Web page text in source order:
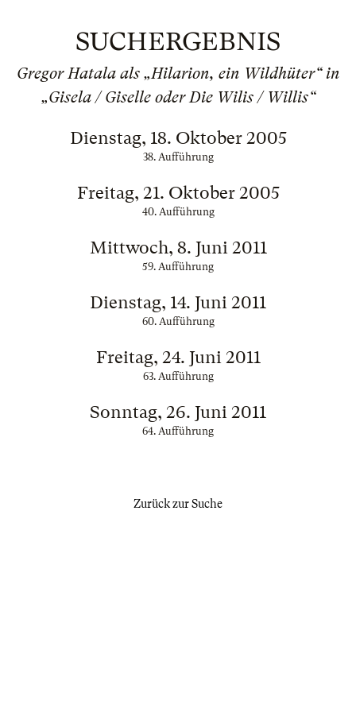
SUCHERGEBNIS
Gregor Hatala als „Hilarion, ein Wildhüter“ in
„Gisela / Giselle oder Die Wilis / Willis“
Dienstag, 18. Oktober 2005
38. Aufführung
Freitag, 21. Oktober 2005
40. Aufführung
Mittwoch, 8. Juni 2011
59. Aufführung
Dienstag, 14. Juni 2011
60. Aufführung
Freitag, 24. Juni 2011
63. Aufführung
Sonntag, 26. Juni 2011
64. Aufführung
Zurück zur Suche